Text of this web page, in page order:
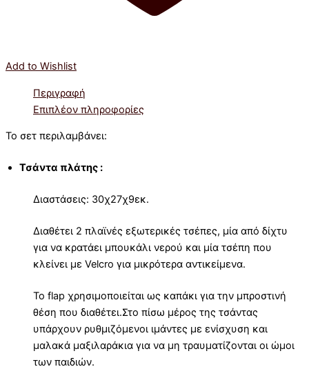
Add to Wishlist
Περιγραφή
Επιπλέον πληροφορίες
Το σετ περιλαμβάνει:
Τσάντα πλάτης :
Διαστάσεις: 30χ27χ9εκ.
Διαθέτει 2 πλαϊνές εξωτερικές τσέπες, μία από δίχτυ
για να κρατάει μπουκάλι νερού και μία τσέπη που
κλείνει με Velcro για μικρότερα αντικείμενα.
Το flap χρησιμοποιείται ως καπάκι για την μπροστινή
θέση που διαθέτει.Στο πίσω μέρος της τσάντας
υπάρχουν ρυθμιζόμενοι ιμάντες με ενίσχυση και
μαλακά μαξιλαράκια για να μη τραυματίζονται οι ώμοι
των παιδιών.